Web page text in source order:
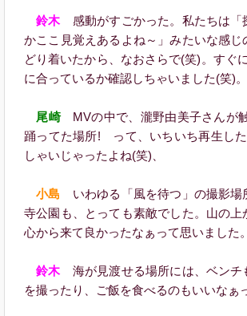
鈴木感動がすごかった。私たちは「
かここ見覚えあるよね～」みたいな感
どり着いたから、なおさらで(笑)。すぐ
に合っているか確認しちゃいました(笑)。
尾崎MVの中で、瀧野由美子さんが
踊ってた場所! って、いちいち再生し
しゃいじゃったよね(笑)、
小島 いわゆる「風を待つ」の撮影場
寺公園も、とっても素敵でした。山の上
心から来て良かったなぁって思いました。
鈴木海が見渡せる場所には、ベンチ
を撮ったり、ご飯を食べるのもいいなぁ